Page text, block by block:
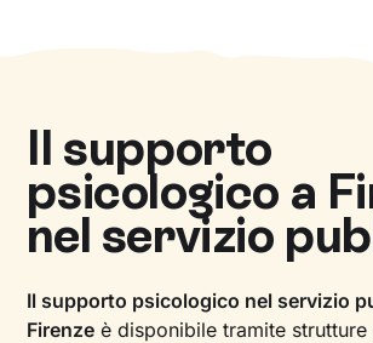
Il supporto
psicologico a
nel servizio
Il supporto psicologico nel servizio
Firenze è disponibile tramite strutture